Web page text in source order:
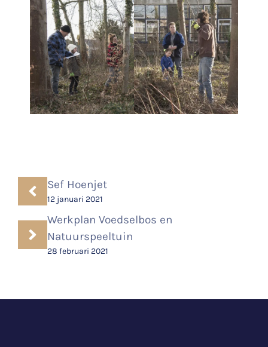
Sef Hoenjet
12 januari 2021
Werkplan Voedselbos en
Natuurspeeltuin
28 februari 2021